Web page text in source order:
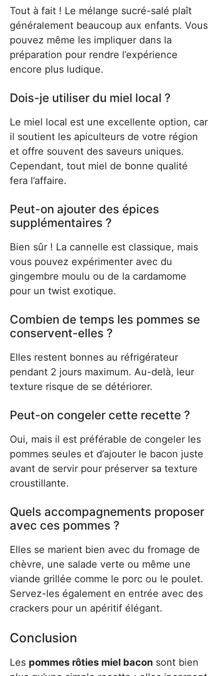
Tout à fait ! Le mélange sucré-salé plaît
généralement beaucoup aux enfants. Vous
pouvez même les impliquer dans la
préparation pour rendre l’expérience
encore plus ludique.
Dois-je utiliser du miel local ?
Le miel local est une excellente option, car
il soutient les apiculteurs de votre région
et offre souvent des saveurs uniques.
Cependant, tout miel de bonne qualité
fera l’affaire.
Peut-on ajouter des épices
supplémentaires ?
Bien sûr ! La cannelle est classique, mais
vous pouvez expérimenter avec du
gingembre moulu ou de la cardamome
pour un twist exotique.
Combien de temps les pommes se
conservent-elles ?
Elles restent bonnes au réfrigérateur
pendant 2 jours maximum. Au-delà, leur
texture risque de se détériorer.
Peut-on congeler cette recette ?
Oui, mais il est préférable de congeler les
pommes seules et d’ajouter le bacon juste
avant de servir pour préserver sa texture
croustillante.
Quels accompagnements proposer
avec ces pommes ?
Elles se marient bien avec du fromage de
chèvre, une salade verte ou même une
viande grillée comme le porc ou le poulet.
Servez-les également en entrée avec des
crackers pour un apéritif élégant.
Conclusion
Les pommes rôties miel bacon sont bien